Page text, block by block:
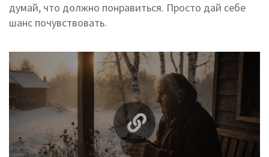
думай, что должно понравиться. Просто дай себе
шанс почувствовать.